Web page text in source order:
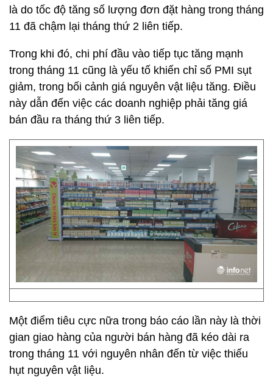
là do tốc độ tăng số lượng đơn đặt hàng trong tháng
11 đã chậm lại tháng thứ 2 liên tiếp.
Trong khi đó, chi phí đầu vào tiếp tục tăng mạnh
trong tháng 11 cũng là yếu tố khiến chỉ số PMI sụt
giảm, trong bối cảnh giá nguyên vật liệu tăng. Điều
này dẫn đến việc các doanh nghiệp phải tăng giá
bán đầu ra tháng thứ 3 liên tiếp.
Một điểm tiêu cực nữa trong báo cáo lần này là thời
gian giao hàng của người bán hàng đã kéo dài ra
trong tháng 11 với nguyên nhân đến từ việc thiếu
hụt nguyên vật liệu.